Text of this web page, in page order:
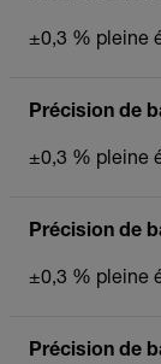
±0,3 % pleine
Précision de
±0,3 % pleine
Précision de
±0,3 % pleine
Précision de